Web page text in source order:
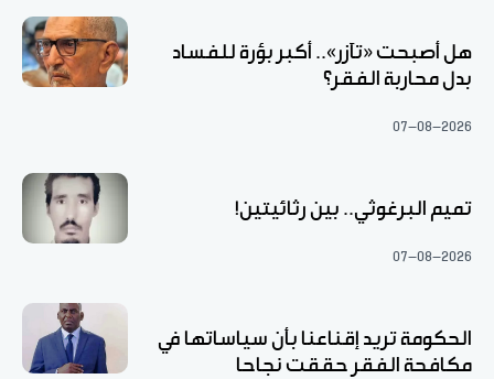
هل أصبحت «تآزر».. أكبر بؤرة للفساد
بدل محاربة الفقر؟
07-08-2026
تميم البرغوثي.. بين رثائيتين!
07-08-2026
الحكومة تريد إقناعنا بأن سياساتها في
مكافحة الفقر حققت نجاحا